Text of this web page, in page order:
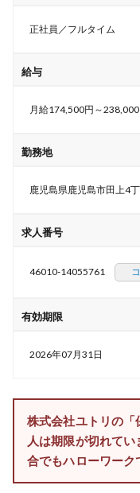
正社員／フルタイム
給与
月給174,500円～
勤務地
鹿児島県鹿児島市田上4
求人番号
46010-14055761
有効期限
2026年07月31日
株式会社ユトリの
人は期限が切れて
合でもハローワーク